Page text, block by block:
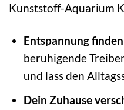
Kunststoff-Aquarium
Entspannung
beruhigende
und lass den
Dein Zuhause